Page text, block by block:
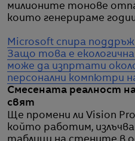
милионите тонове
които генерираме
Microsoft спира
Защо това е екологична
може дa изпртати
персонални компютри
Смесената реалност
свят
Ще промени ли Vision
който работим,